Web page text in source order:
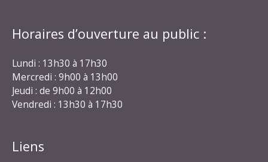
Horaires d’ouverture au public :
Lundi : 13h30 à 17h30
Mercredi : 9h00 à 13h00
Jeudi : de 9h00 à 12h00
Vendredi : 13h30 à 17h30
Liens